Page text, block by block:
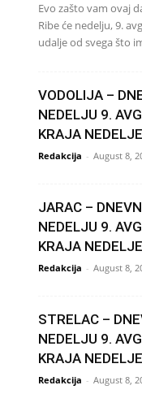
Evo zašto vam ovaj
Ribe će nedelju, 9.
udalje od svega što
VODOLIJA –
NEDELJU 9.
KRAJA
Redakcija - August 8,
JARAC –
NEDELJU 9.
KRAJA
Redakcija - August 8,
STRELAC –
NEDELJU 9.
KRAJA
Redakcija - August 8,